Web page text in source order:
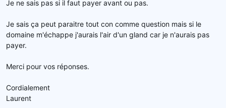
Je ne sais pas si il faut payer avant ou pas.
Je sais ça peut paraitre tout con comme question mais si le
domaine m'échappe j'aurais l'air d'un gland car je n'aurais pas
payer.
Merci pour vos réponses.
Cordialement
Laurent